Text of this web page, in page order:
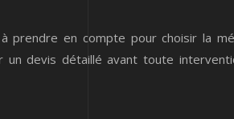
prendre en compte pour choisir la
devis détaillé avant toute